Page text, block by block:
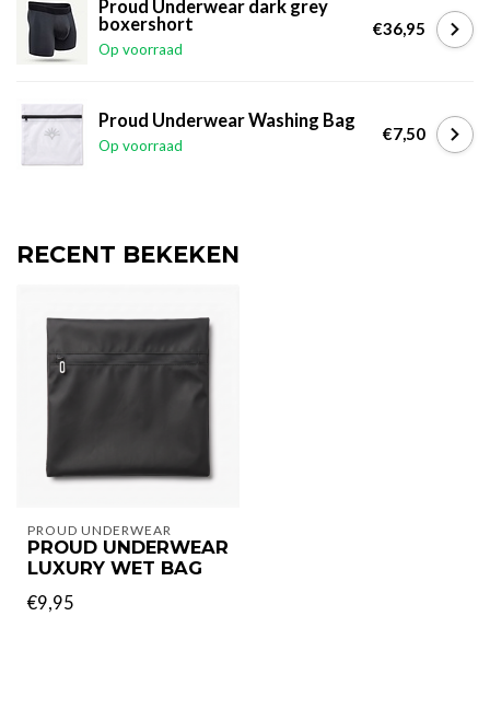
Proud Underwear dark grey
boxershort
Op voorraad
€36,95
Proud Underwear Washing Bag
Op voorraad
€7,50
RECENT BEKEKEN
PROUD UNDERWEAR
PROUD UNDERWEAR
LUXURY WET BAG
€9,95